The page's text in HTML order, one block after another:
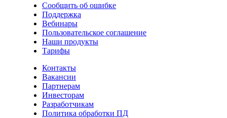
Сообщить об ошибке
Поддержка
Вебинары
Пользовательское соглашение
Наши продукты
Тарифы
Контакты
Вакансии
Партнерам
Инвесторам
Разработчикам
Политика обработки ПД